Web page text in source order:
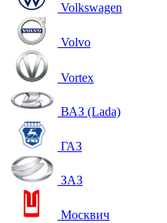
Volkswagen
Volvo
Vortex
ВАЗ (Lada)
ГАЗ
ЗАЗ
Москвич